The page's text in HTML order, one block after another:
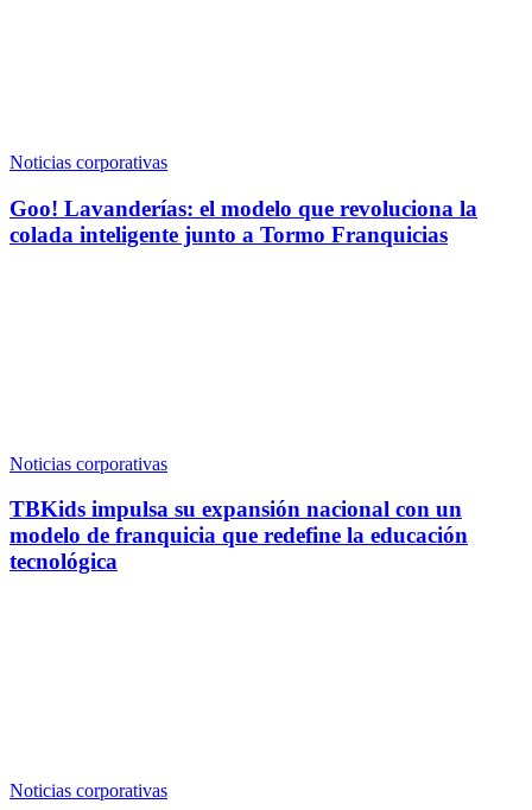
Noticias corporativas
Goo! Lavanderías: el modelo que revoluciona la
colada inteligente junto a Tormo Franquicias
Noticias corporativas
TBKids impulsa su expansión nacional con un
modelo de franquicia que redefine la educación
tecnológica
Noticias corporativas